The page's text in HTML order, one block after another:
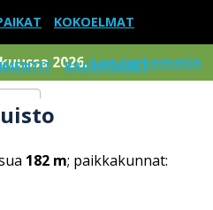
KOKOELMAT
RAJOITUKSET
2026.Lue tarkemmin
182 m; paikkakunnat: